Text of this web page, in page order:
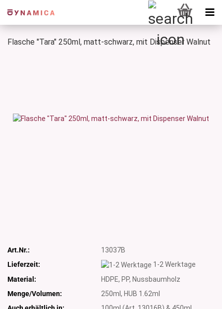
Flasche "Tara" 250ml, matt-schwarz, mit Dispenser Walnut
Art.Nr.:
13037B
Lieferzeit:
1-2 Werktage
Material:
HDPE, PP, Nussbaumholz
Menge/Volumen:
250ml, HUB 1.62ml